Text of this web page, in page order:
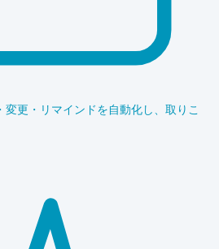
変更・リマインドを自動化し、取りこ